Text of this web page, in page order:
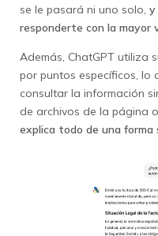
se le pasará ni uno solo, y
responderte con la mayor
Además, ChatGPT utiliza
por puntos específicos, lo
consultar la información
de archivos de la página
explica todo de una forma